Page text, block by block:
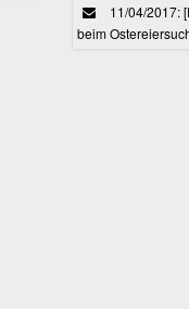
11/04/2017:
beim